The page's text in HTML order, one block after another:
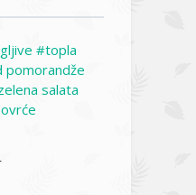
gljive
topla
pomorandže
salata